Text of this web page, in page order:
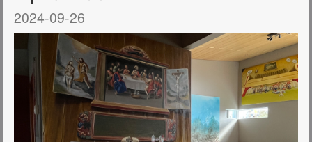
2024-09-26